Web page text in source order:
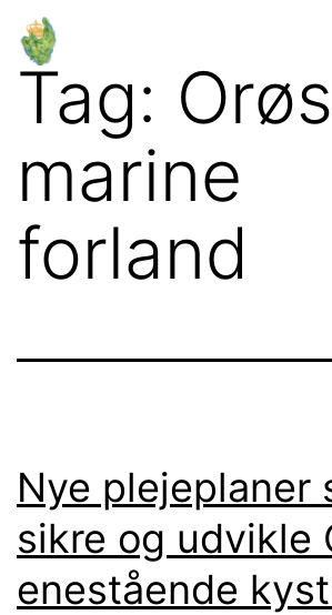
Fortsæt
indhold
Orø
Lokalforum
Tag: Orøs
marine
forland
Nye plejeplaner
sikre og udvikle
enestående